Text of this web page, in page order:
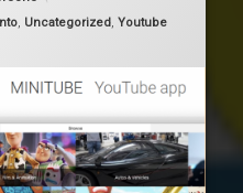
, Uncategorized,Youtube